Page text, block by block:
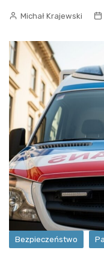
Michał Krajewski
Bezpieczeństwo